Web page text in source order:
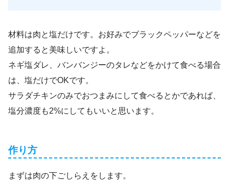
材料は肉と塩だけです。お好みでブラックペッパーなどを
追加すると美味しいですよ。
ネギ塩ダレ、バンバンジーのタレなどをかけて食べる場合
は、塩だけでOKです。
サラダチキンのみでおつまみにして食べるとかであれば、
塩分濃度も2%にしてもいいと思います。
作り方
まずは肉の下ごしらえをします。